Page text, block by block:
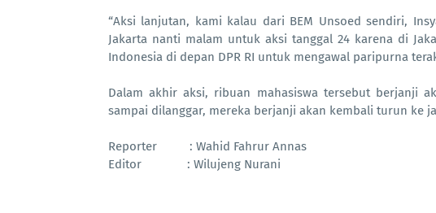
“Aksi lanjutan, kami kalau dari BEM Unsoed sendiri,
Jakarta nanti malam untuk aksi tanggal 24 karena di
Indonesia di depan DPR RI untuk mengawal paripurna
Dalam akhir aksi, ribuan mahasiswa tersebut berjanji
sampai dilanggar, mereka berjanji akan kembali turun ke
Reporter
: Wahid Fahrur Annas
Editor
: Wilujeng Nurani